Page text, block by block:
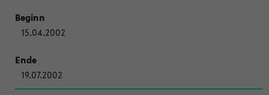
15.04.2002
19.07.2002